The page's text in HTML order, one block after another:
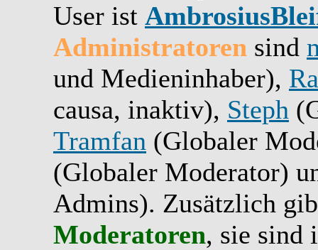
User ist
Administratoren sind
und Medieninhaber),
causa, inaktiv), Steph
Tramfan (Globaler
(Globaler Moderator)
Admins). Zusätzlich
Moderatoren, sie sind